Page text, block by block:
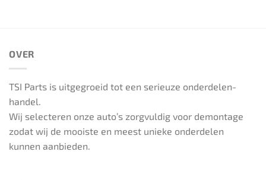
OVER
TSI Parts is uitgegroeid tot een serieuze onderdelen-
handel.
Wij selecteren onze auto’s zorgvuldig voor demontage
zodat wij de mooiste en meest unieke onderdelen
kunnen aanbieden.